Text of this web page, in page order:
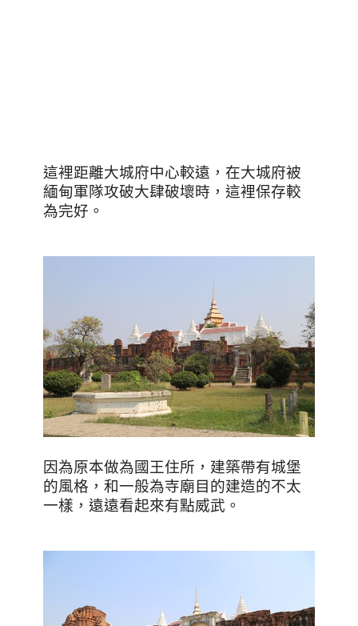
這裡距離大城府中心較遠，在大城府被
緬甸軍隊攻破大肆破壞時，這裡保存較
為完好。
因為原本做為國王住所，建築帶有城堡
的風格，和一般為寺廟目的建造的不太
一樣，遠遠看起來有點威武。